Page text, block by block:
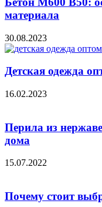
материала
30.08.2023
Детская одежда
16.02.2023
Перила из
дома
15.07.2022
Почему стоит